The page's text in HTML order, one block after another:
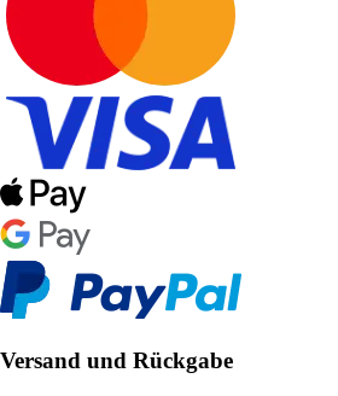
Versand und Rückgabe